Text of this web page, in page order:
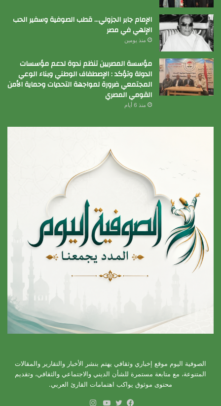
الإمام جابر الجزولي… قطب الصوفية وسفير الحب
الإلهي في مصر
منذ يومين
مؤسسة المصريين تنظم ندوة لدعم مؤسسات
الدولة وتؤكد : الإصطفاف الوطني وبناء الوعي
المجتمعي ضرورة لمواجهة التحديات وحماية الأمن
القومي المصري
منذ 6 أيام
الصوفية اليوم موقع إخباري وثقافي يهتم بنشر الأخبار والتقارير والمقالات
المتنوعة، مع متابعة مستمرة للشأن الديني والاجتماعي والثقافي، وتقديم
محتوى موثوق يواكب اهتمامات القارئ العربي.